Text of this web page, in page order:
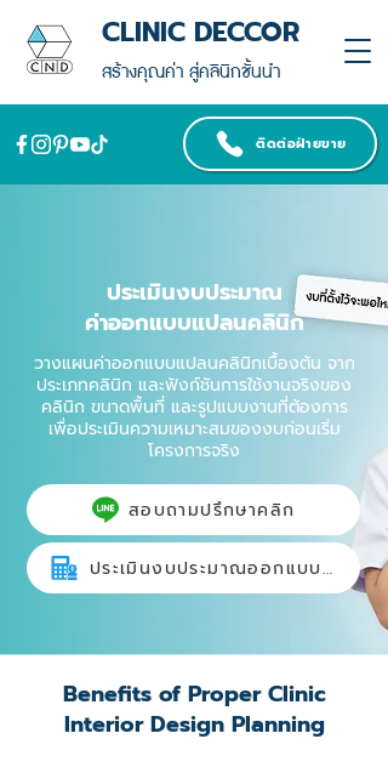
สร้างคุณค่า สู่คลินิกชั้นนำ
CLINIC DECCOR
ติดต่อฝ่ายขาย
ประเมินงบประมาณ
ค่าออกแบบแปลนคลินิก
วางแผนค่าออกแบบแปลนคลินิกเบื้องต้น จาก
ประเภทคลินิก และฟังก์ชันการใช้งานจริงของ
คลินิก ขนาดพื้นที่ และรูปแบบงานที่ต้องการ
เพื่อประเมินความเหมาะสมของงบก่อนเริ่ม
โครงการจริง
สอบถามปรึกษาคลิก
ประเมินงบประมาณออกแบบแปลน
Benefits of Proper Clinic
Interior Design Planning